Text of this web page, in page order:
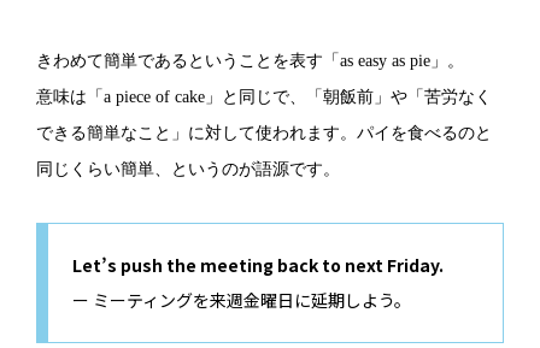
きわめて簡単であるということを表す「as easy as pie」。
意味は「a piece of cake」と同じで、「朝飯前」や「苦労なく
できる簡単なこと」に対して使われます。パイを食べるのと
同じくらい簡単、というのが語源です。
Let’s push the meeting back to next Friday.
ー ミーティングを来週金曜日に延期しよう。